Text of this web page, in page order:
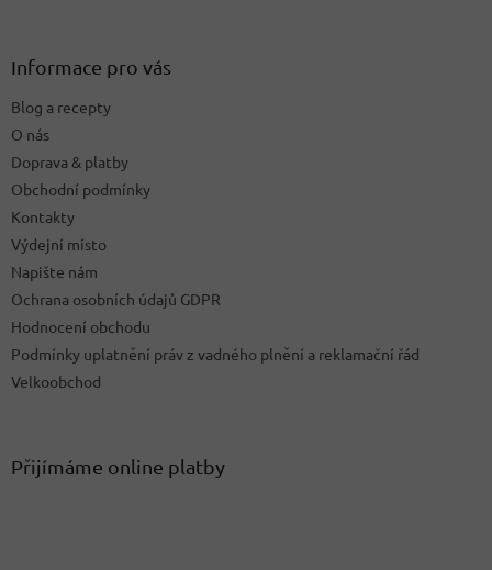
Informace pro vás
Blog a recepty
O nás
Doprava & platby
Obchodní podmínky
Kontakty
Výdejní místo
Napište nám
Ochrana osobních údajů GDPR
Hodnocení obchodu
Podmínky uplatnění práv z vadného plnění a reklamační řád
Velkoobchod
Přijímáme online platby